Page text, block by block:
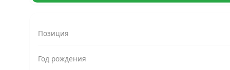
Позиция
Год рождения